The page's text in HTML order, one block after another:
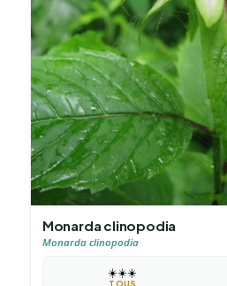
Monarda clinopodia
Monarda clinopodia
☀️☀️☀️
TOUS